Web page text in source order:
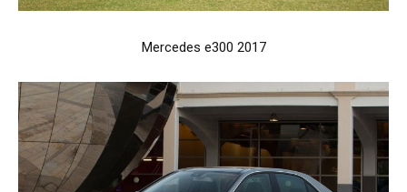
Mercedes e300 2017